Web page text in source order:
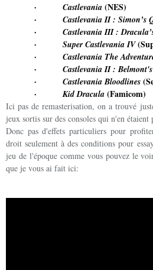
· Castlevania (NES)
· Castlevania II : Simon’s
· Castlevania III :
·
Super Castlevania IV
·
Castlevania The
·
Castlevania II : Belmont's
· Castlevania Bloodlines
·Kid Dracula (Famicom)
Ici pas de remasterisation, on a trouvé
jeux sortis sur des consoles qui n'en étaient
Donc pas d'effets particuliers pour
droit seulement à des conditions pour
jeu de l'époque comme vous pouvez le
que je vous ai fait ici: